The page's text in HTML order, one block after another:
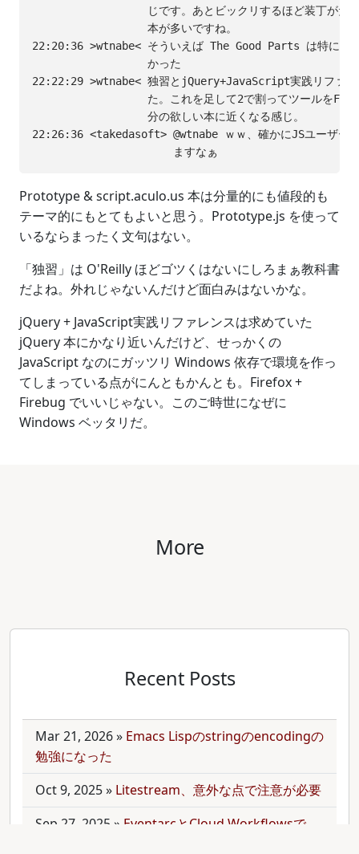
じです。あとビックリするほど装丁がだ
                  本が多いですね。
22:20:36 >wtnabe< そういえば The Good Parts は特におぉ
                  かった
22:22:29 >wtnabe< 独習とjQuery+JavaScript実践リファレ
た。これを足して2で割ってツールを
                  分の欲しい本に近くなる感じ。
22:26:36 <takedasoft> @wtnabe ｗｗ、確かにJSユーザーは
Prototype & script.aculo.us 本は分量的にも値段的も
テーマ的にもとてもよいと思う。Prototype.js を使って
いるならまったく文句はない。
「独習」は O'Reilly ほどゴツくはないにしろまぁ教科書
だよね。外れじゃないんだけど面白みはないかな。
jQuery + JavaScript実践リファレンスは求めていた
jQuery 本にかなり近いんだけど、せっかくの
JavaScript なのにガッツリ Windows 依存で環境を作っ
てしまっている点がにんともかんとも。Firefox +
Firebug でいいじゃない。このご時世になぜに
Windows ベッタリだ。
More
Recent Posts
Mar 21, 2026» Emacs Lispのstringのencodingの
勉強になった
Oct 9, 2025» Litestream、意外な点で注意が必要
Sep 27, 2025 » EventarcとCloud Workflowsで